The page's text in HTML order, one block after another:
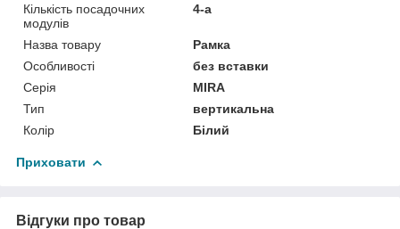
Кількість посадочних
модулів
4-а
Назва товару
Рамка
Особливості
без вставки
Серія
MIRA
Тип
вертикальна
Колір
Білий
Приховати
Відгуки про товар